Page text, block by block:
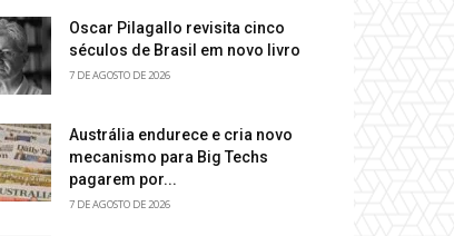
Oscar Pilagallo revisita cinco
séculos de Brasil em novo livro
7 DE AGOSTO DE 2026
Austrália endurece e cria novo
mecanismo para Big Techs
pagarem por...
7 DE AGOSTO DE 2026